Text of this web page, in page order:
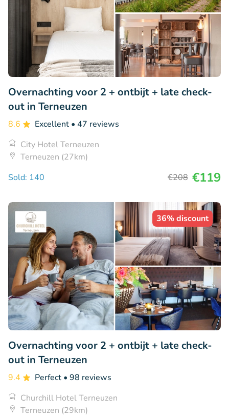
Overnachting voor 2 + ontbijt + late check-
out in Terneuzen
8.6 Excellent • 47 reviews
City Hotel Terneuzen
Terneuzen (27km)
Sold: 140
€208 €119
36% discount
Overnachting voor 2 + ontbijt + late check-
out in Terneuzen
9.4 Perfect • 98 reviews
Churchill Hotel Terneuzen
Terneuzen (29km)